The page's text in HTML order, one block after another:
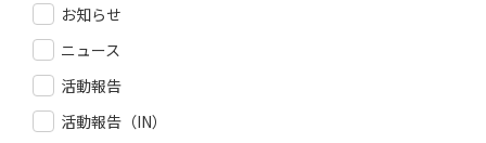
お知らせ
ニュース
活動報告
活動報告（IN）